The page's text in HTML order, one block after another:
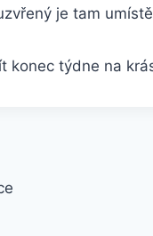
je tam
konec týdne na